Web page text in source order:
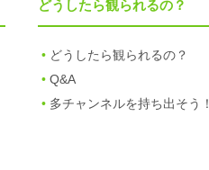
どうしたら観られるの？
どうしたら観られるの？
Q&A
多チャンネルを持ち出そう！